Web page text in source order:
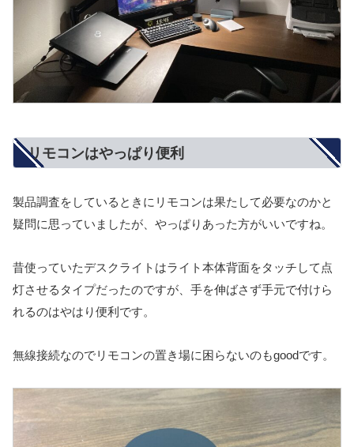
リモコンはやっぱり便利
製品調査をしているときにリモコンは果たして必要なのかと
疑問に思っていましたが、やっぱりあった方がいいですね。
昔使っていたデスクライトはライト本体背面をタッチして点
灯させるタイプだったのですが、手を伸ばさず手元で付けら
れるのはやはり便利です。
無線接続なのでリモコンの置き場に困らないのもgoodです。